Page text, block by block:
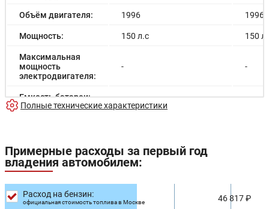
Объём двигателя: 1996 1996
Мощность: 150 л.с 150
Максимальная
мощность
электродвигателя:
- -
Емкость батареи: - -
Время зарядки: -
Время зарядки
Разгон до 100км/
16.0 с
Полные технические характеристики
Примерные расходы за первый год
владения автомобилем:
Расход на бензин:
официальная стоимость топлива в Москве 46 817 ₽